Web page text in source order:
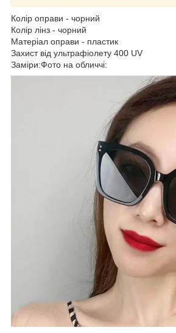
Колір оправи - чорний
Колір лінз - чорний
Матеріал оправи - пластик
Захист від ультрафіолету 400 UV
Заміри:Фото на обличчі: